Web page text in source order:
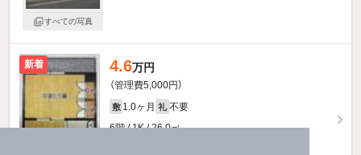
すべての写真
新着 4.6万円
（管理費5,000円）
敷 1.0ヶ月 礼 不要
6階 / 1K / 26.0㎡